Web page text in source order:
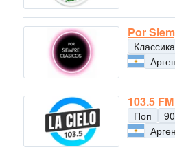
Por
Классика
103.5
Поп